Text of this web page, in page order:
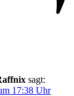
sagt:
17:38 Uhr